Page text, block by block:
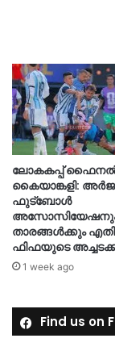
ലോകകപ്പ്
കൈയാങ്കളി:
ഫുട്ബോൾ
അസോസിയേഷനും
താരങ്ങൾക്കും
ഫിഫയുടെ
1 week ago
Find us on